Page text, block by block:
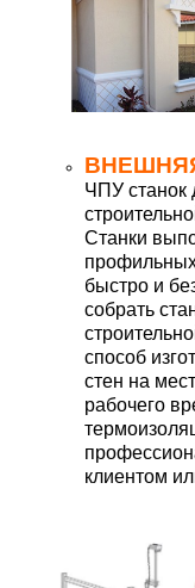
ЧПУ станок
Станки
профильных
быстро и
собрать
способ
стен на
рабочего
клиентом